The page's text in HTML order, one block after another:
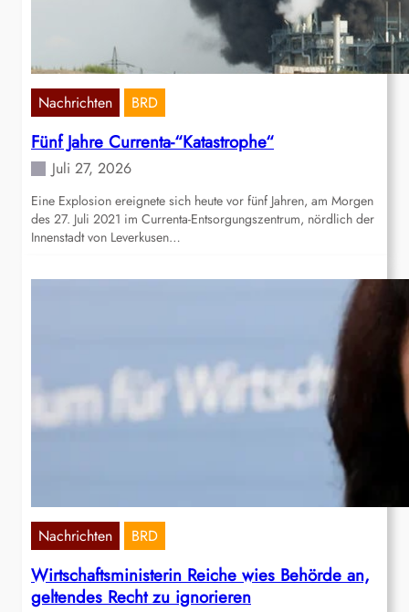
Nachrichten BRD
Fünf Jahre Currenta-“Katastrophe“
Juli 27, 2026
Eine Explosion ereignete sich heute vor fünf Jahren, am Morgen
des 27. Juli 2021 im Currenta-Entsorgungszentrum, nördlich der
Innenstadt von Leverkusen…
Nachrichten BRD
Wirtschaftsministerin Reiche wies Behörde an,
geltendes Recht zu ignorieren